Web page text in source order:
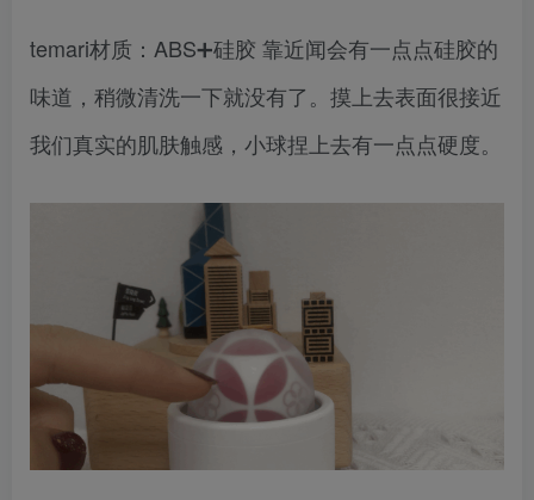
temari材质：ABS➕硅胶 靠近闻会有一点点硅胶的
味道，稍微清洗一下就没有了。摸上去表面很接近
我们真实的肌肤触感，小球捏上去有一点点硬度。